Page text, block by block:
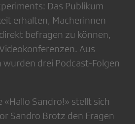
Das Publikum
erhalten, Macherinnen
befragen zu können,
Aus
wurden drei Podcast-Folgen
«Hallo Sandro!» stellt sich
Sandro Brotz den Fragen